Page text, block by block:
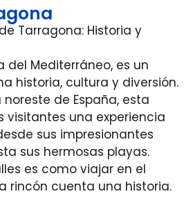
Tarragona: Historia y
del Mediterráneo, es un
historia, cultura y diversión.
de España, esta
visitantes una experiencia
sus impresionantes
sus hermosas playas.
es como viajar en el
rincón cuenta una historia.